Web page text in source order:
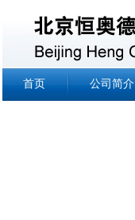
首页 公司简介